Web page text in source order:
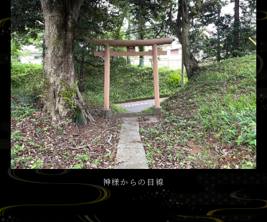
神様からの目線